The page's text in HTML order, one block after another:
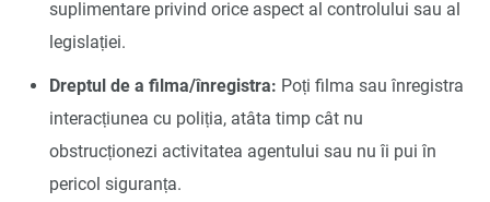
suplimentare privind orice aspect al controlului sau al
legislației.
Dreptul de a filma/înregistra: Poți filma sau înregistra
interacțiunea cu poliția, atâta timp cât nu
obstrucționezi activitatea agentului sau nu îi pui în
pericol siguranța.